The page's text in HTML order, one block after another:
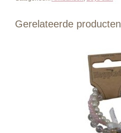
Gerelateerde producten